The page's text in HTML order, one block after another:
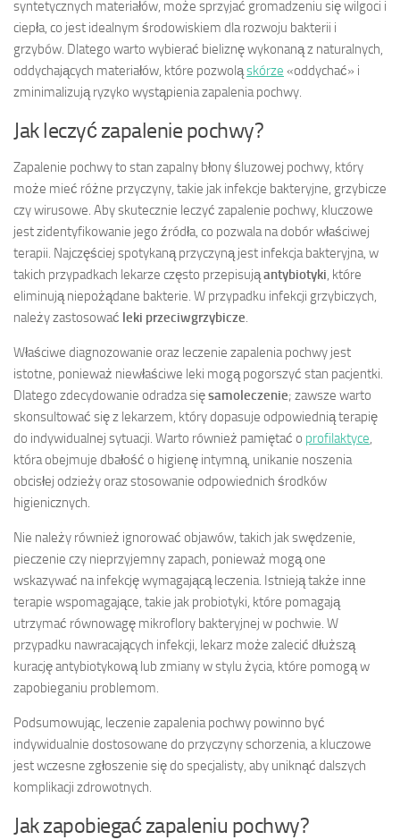
syntetycznych materiałów, może sprzyjać gromadzeniu się wilgoci i
ciepła, co jest idealnym środowiskiem dla rozwoju bakterii i
grzybów. Dlatego warto wybierać bieliznę wykonaną z naturalnych,
oddychających materiałów, które pozwoląskórze «oddychać» i
zminimalizują ryzyko wystąpienia zapalenia pochwy.
Jak leczyć zapalenie pochwy?
Zapalenie pochwy to stan zapalny błony śluzowej pochwy, który
może mieć różne przyczyny, takie jak infekcje bakteryjne, grzybicze
czy wirusowe. Aby skutecznie leczyć zapalenie pochwy, kluczowe
jest zidentyfikowanie jego źródła, co pozwala na dobór właściwej
terapii. Najczęściej spotykaną przyczyną jest infekcja bakteryjna, w
takich przypadkach lekarze często przepisująantybiotyki, które
eliminują niepożądane bakterie. W przypadku infekcji grzybiczych,
należy zastosować leki przeciwgrzybicze.
Właściwe diagnozowanie oraz leczenie zapalenia pochwy jest
istotne, ponieważ niewłaściwe leki mogą pogorszyć stan pacjentki.
Dlatego zdecydowanie odradza sięsamoleczenie; zawsze warto
skonsultować się z lekarzem, który dopasuje odpowiednią terapię
do indywidualnej sytuacji. Warto również pamiętać o profilaktyce,
która obejmuje dbałość o higienę intymną, unikanie noszenia
obcisłej odzieży oraz stosowanie odpowiednich środków
higienicznych.
Nie należy również ignorować objawów, takich jak swędzenie,
pieczenie czy nieprzyjemny zapach, ponieważ mogą one
wskazywać na infekcję wymagającą leczenia. Istnieją także inne
terapie wspomagające, takie jak probiotyki, które pomagają
utrzymać równowagę mikroflory bakteryjnej w pochwie. W
przypadku nawracających infekcji, lekarz może zalecić dłuższą
kurację antybiotykową lub zmiany w stylu życia, które pomogą w
zapobieganiu problemom.
Podsumowując, leczenie zapalenia pochwy powinno być
indywidualnie dostosowane do przyczyny schorzenia, a kluczowe
jest wczesne zgłoszenie się do specjalisty, aby uniknąć dalszych
komplikacji zdrowotnych.
Jak zapobiegać zapaleniu pochwy?